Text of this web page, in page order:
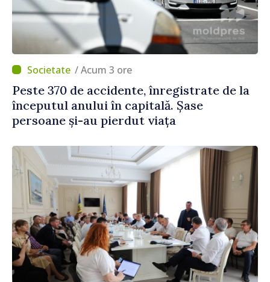
/ Acum 3 ore
Peste 370 de accidente, înregistrate de la
începutul anului în capitală. Șase
persoane și-au pierdut viața